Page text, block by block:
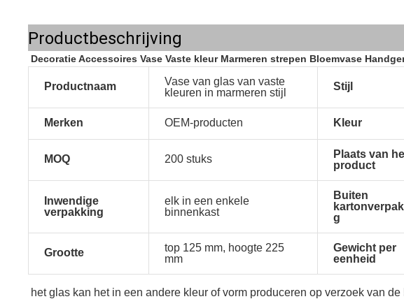
Productbeschrijving
Decoratie Accessoires Vase Vaste kleur Marmeren strepen Bloemvase
Productnaam
Vase van glas van vaste
kleuren in marmeren stijl
Stijl
Merken OEM-producten Kleur
MOQ 200 stuks
Plaats van
product
Inwendige
verpakking
elk in een enkele
binnenkast
Buiten
g
Grootte
top 125 mm, hoogte 225
mm
Gewicht per
eenheid
het glas kan het in een andere kleur of vorm produceren op verzoek van de